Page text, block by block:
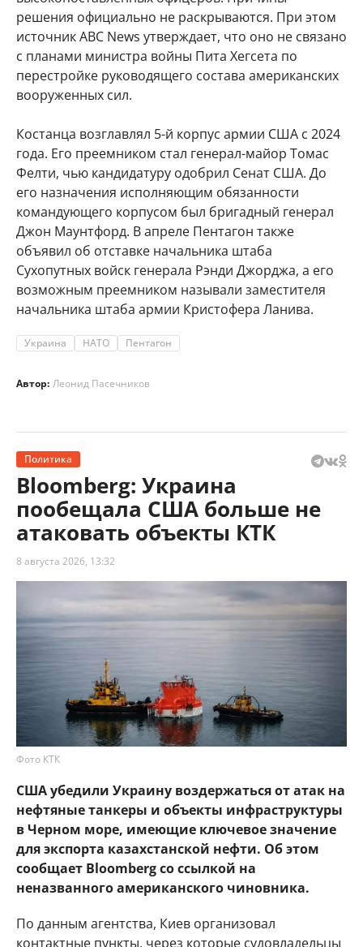
решения официально не раскрываются. При этом
источник ABC News утверждает, что оно не связано
с планами министра войны Пита Хегсета по
перестройке руководящего состава американских
вооруженных сил.
Костанца возглавлял 5-й корпус армии США с 2024
года. Его преемником стал генерал-майор Томас
Фелти, чью кандидатуру одобрил Сенат США. До
его назначения исполняющим обязанности
командующего корпусом был бригадный генерал
Джон Маунтфорд. В апреле Пентагон также
объявил об отставке начальника штаба
Сухопутных войск генерала Рэнди Джорджа, а его
возможным преемником называли заместителя
начальника штаба армии Кристофера Ланива.
Украина НАТО Пентагон
Автор: Леонид Пасечников
Политика
Bloomberg: Украина
пообещала США больше не
атаковать объекты КТК
8 августа 2026, 13:32
Фото КТК
США убедили Украину воздержаться от атак на
нефтяные танкеры и объекты инфраструктуры
в Черном море, имеющие ключевое значение
для экспорта казахстанской нефти. Об этом
сообщает Bloomberg со ссылкой на
неназванного американского чиновника.
По данным агентства, Киев организовал
контактные пункты, через которые судовладельцы